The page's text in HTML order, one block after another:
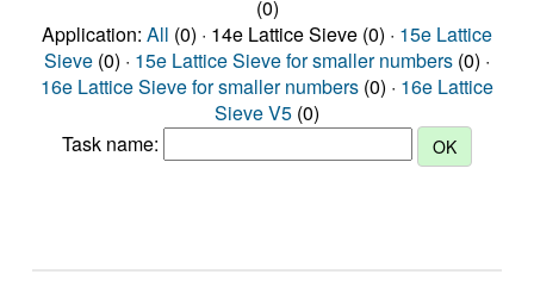
(0)
Application: All (0) · 14e Lattice Sieve (0) · 15e Lattice
Sieve (0) · 15e Lattice Sieve for smaller numbers (0) ·
16e Lattice Sieve for smaller numbers (0) · 16e Lattice
Sieve V5 (0)
Task name: